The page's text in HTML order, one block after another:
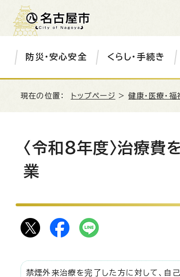
防災・安心安全 くらし・手続き
現在の位置： トップページ >健康・医療・福
〈令和8年度〉治療費
業
禁煙外来治療を完了した方に対して、自